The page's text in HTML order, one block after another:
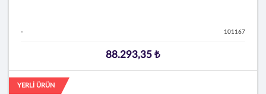
- 101167
88.293,35 ₺
YERLİ ÜRÜN